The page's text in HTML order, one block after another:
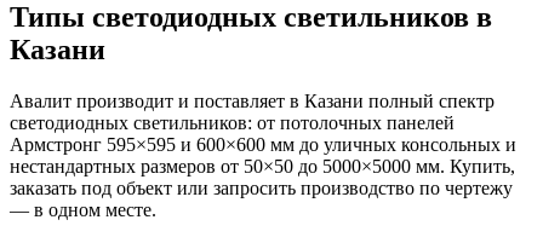
Типы светодиодных светильников в
Казани
Авалит производит и поставляет в Казани полный спектр
светодиодных светильников: от потолочных панелей
Армстронг 595×595 и 600×600 мм до уличных консольных и
нестандартных размеров от 50×50 до 5000×5000 мм. Купить,
заказать под объект или запросить производство по чертежу
— в одном месте.